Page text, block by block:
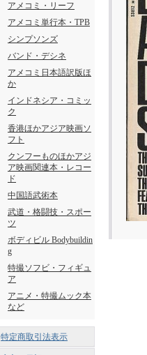
アメコミ・リーフ
アメコミ単行本・TPB
シンプソンズ
バンド・デシネ
アメコミ日本語訳版ほ
か
インドネシア・コミッ
ク
香港ほかアジア映画ソ
フト
クンフーものほかアジ
ア映画関連本・レコー
ド
中国語武術本
武道・格闘技・スポー
ツ
ボディビル Bodybuildin
g
特撮ソフビ・フィギュ
ア
アニメ・特撮ムック本
など
特定商取引法表示